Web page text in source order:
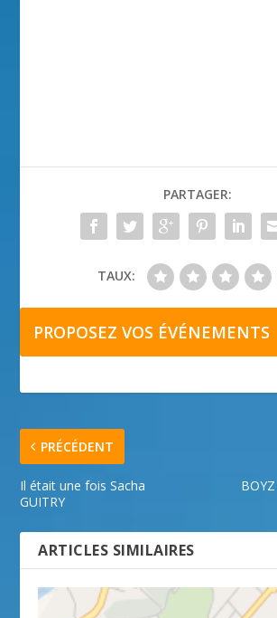
PARTAGER:
TAUX:
PROPOSEZ VOS ÉVÉNEMENTS
PRÉCÉDENT
Il était une fois Sacha
GUITRY
ARTICLES SIMILAIRES